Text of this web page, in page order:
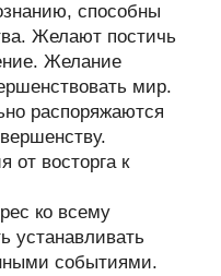
способны
Желают постичь
Желание
мир.
распоряжаются
от восторга к
ко всему
устанавливать
событиями.